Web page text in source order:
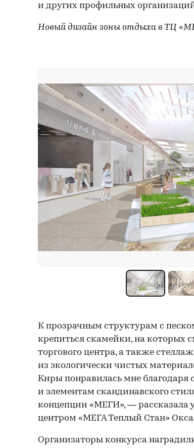
и других профильных
Новый дизайн зоны отдыха в ТЦ
К прозрачным структурам с
крепиться скамейки, на которых
торгового центра, а также
из экологически чистых
Киры понравилась мне благодаря
и элементам скандинавского
концепции «МЕГИ», — рассказала
центром «МЕГА Теплый Стан»
Организаторы конкурса